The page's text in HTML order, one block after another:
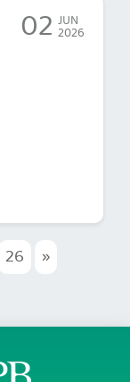
02 JUN
2026
26 »